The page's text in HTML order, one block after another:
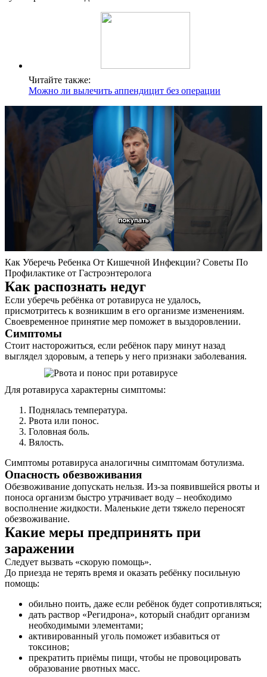
Читайте также:
Можно ли вылечить аппендицит без операции
Как Уберечь Ребенка От Кишечной Инфекции? Советы По
Профилактике от Гастроэнтеролога
Как распознать недуг
Если уберечь ребёнка от ротавируса не удалось,
присмотритесь к возникшим в его организме изменениям.
Своевременное принятие мер поможет в выздоровлении.
Симптомы
Стоит насторожиться, если ребёнок пару минут назад
выглядел здоровым, а теперь у него признаки заболевания.
Для ротавируса характерны симптомы:
Поднялась температура.
Рвота или понос.
Головная боль.
Вялость.
Симптомы ротавируса аналогичны симптомам ботулизма.
Опасность обезвоживания
Обезвоживание допускать нельзя. Из-за появившейся рвоты и
поноса организм быстро утрачивает воду – необходимо
восполнение жидкости. Маленькие дети тяжело переносят
обезвоживание.
Какие меры предпринять при
заражении
Следует вызвать «скорую помощь».
До приезда не терять время и оказать ребёнку посильную
помощь:
обильно поить, даже если ребёнок будет сопротивляться;
дать раствор «Регидрона», который снабдит организм
необходимыми элементами;
активированный уголь поможет избавиться от
токсинов;
прекратить приёмы пищи, чтобы не провоцировать
образование рвотных масс.